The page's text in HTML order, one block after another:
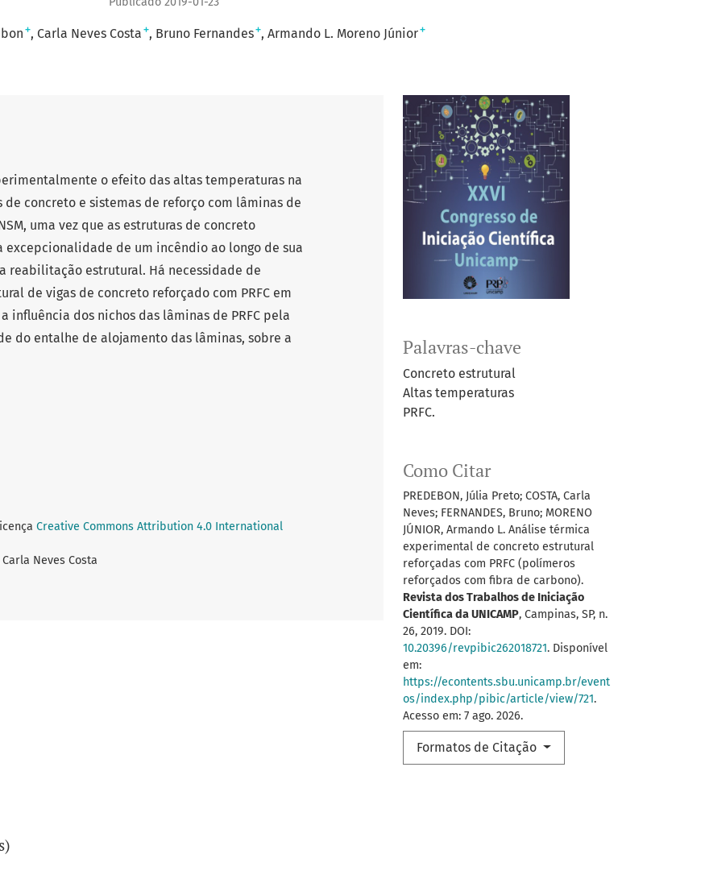
+ Carla Neves Costa + Bruno Fernandes+ Armando L. Moreno Júnior+
Palavras-chave
Concreto estrutural
Altas temperaturas
PRFC.
Como Citar
PREDEBON, Júlia Preto; COSTA, Carla
Neves; FERNANDES, Bruno; MORENO
JÚNIOR, Armando L. Análise térmica
experimental de concreto estrutural
reforçadas com PRFC (polímeros
reforçados com fibra de carbono).
Revista dos Trabalhos de Iniciação
Científica da UNICAMP, Campinas, SP, n.
26, 2019. DOI:
10.20396/revpibic262018721. Disponível
em:
https://econtents.sbu.unicamp.br/event
os/index.php/pibic/article/view/721.
Acesso em: 7 ago. 2026.
Formatos de Citação
o efeito das altas temperaturas na
concreto e sistemas de reforço com lâminas de
uma vez que as estruturas de concreto
excepcionalidade de um incêndio ao longo de sua
reabilitação estrutural. Há necessidade de
de vigas de concreto reforçado com PRFC em
influência dos nichos das lâminas de PRFC pela
do entalhe de alojamento das lâminas, sobre a
Creative Commons Attribution 4.0 International
Neves Costa